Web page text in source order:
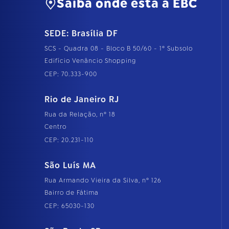
Saiba onde está a EBC
SEDE: Brasília DF
SCS - Quadra 08 - Bloco B 50/60 - 1º Subsolo
Edifício Venâncio Shopping
CEP: 70.333-900
Rio de Janeiro RJ
Rua da Relação, nº 18
Centro
CEP: 20.231-110
São Luís MA
Rua Armando Vieira da Silva, nº 126
Bairro de Fátima
CEP: 65030-130